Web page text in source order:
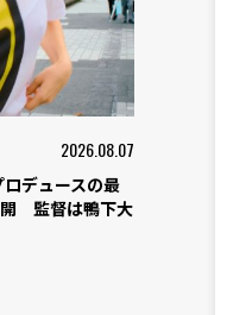
2026.08.07
デュースの最
開 監督は鴨下大